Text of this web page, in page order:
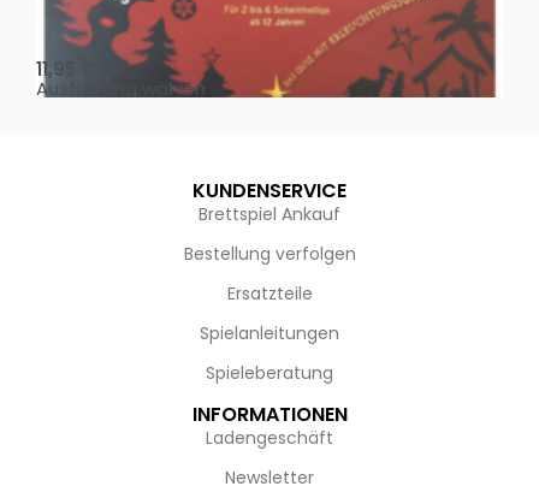
Oh, heilige Nacht!
11,95
Ausführung wählen
KUNDENSERVICE
Brettspiel Ankauf
Bestellung verfolgen
Ersatzteile
Spielanleitungen
Spieleberatung
INFORMATIONEN
Ladengeschäft
Newsletter